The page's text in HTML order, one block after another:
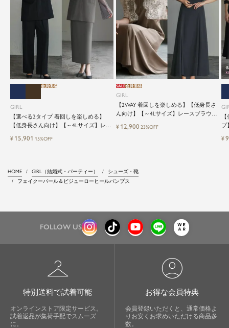
GIRL
【選べる2タイプ 着回しを楽しめる】
【低身長さん向け】【～4Lサイズ】レイ
カートorワイドパンツセットアップロン
会員価格
¥ 15,901 15%OFF
GIRL
【2WAY 着回しを楽しめる】【低身長さ
ん向け】【～4Lサイズ】レースブラウス
ング結婚式ワンピース
SALE会員価格
¥ 12,900 23%OFF
プ
¥
HOME GIRL（結婚式・パーティー）
シューズ・靴
フェイクーパール＆ビジューローヒールパンプス
FOLLOW US
checkroom
特別送料で試着可能
オンラインストア限定サービス。
試着返品が集荷手配でスムーズ
に。
account_circle
お得な会員特典
会員登録いただくと、通常価格よ
りお安くお求めいただける商品多
数。